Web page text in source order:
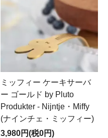
ミッフィー ケーキサーバ
ー ゴールド by Pluto
Produkter - Nijntje・Miffy
(ナインチェ・ミッフィー)
3,980円(税0円)